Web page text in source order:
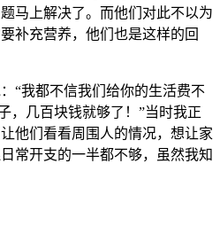
马上解决了。而他们对此不以为
补充营养，他们也是这样的回
“我都不信我们给你的生活费不
，几百块钱就够了！”当时我正
他们看看周围人的情况，想让家
常开支的一半都不够，虽然我知